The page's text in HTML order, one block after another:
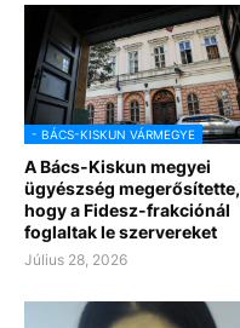
- BÁCS-KISKUN VÁRMEGYE
A Bács-Kiskun megyei
ügyészség megerősítette,
hogy a Fidesz-frakciónál
foglaltak le szervereket
Július 28, 2026